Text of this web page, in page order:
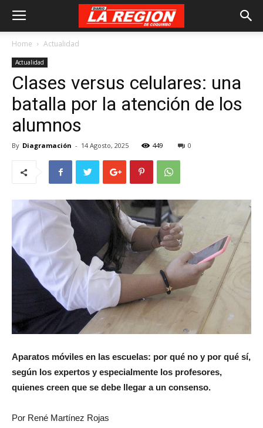
Home Actualidad
Actualidad
Clases versus celulares: una
batalla por la atención de los
alumnos
By Diagramación - 14 Agosto, 2025 449 0
Aparatos móviles en las escuelas: por qué no y por qué sí,
según los expertos y especialmente los profesores,
quienes creen que se debe llegar a un consenso.
Por René Martínez Rojas